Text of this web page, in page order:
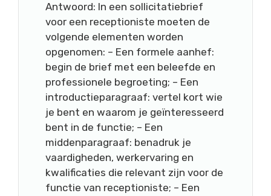
Antwoord: In een sollicitatiebrief
voor een receptioniste moeten de
volgende elementen worden
opgenomen: – Een formele aanhef:
begin de brief met een beleefde en
professionele begroeting; – Een
introductieparagraaf: vertel kort wie
je bent en waarom je geïnteresseerd
bent in de functie; – Een
middenparagraaf: benadruk je
vaardigheden, werkervaring en
kwalificaties die relevant zijn voor de
functie van receptioniste; – Een